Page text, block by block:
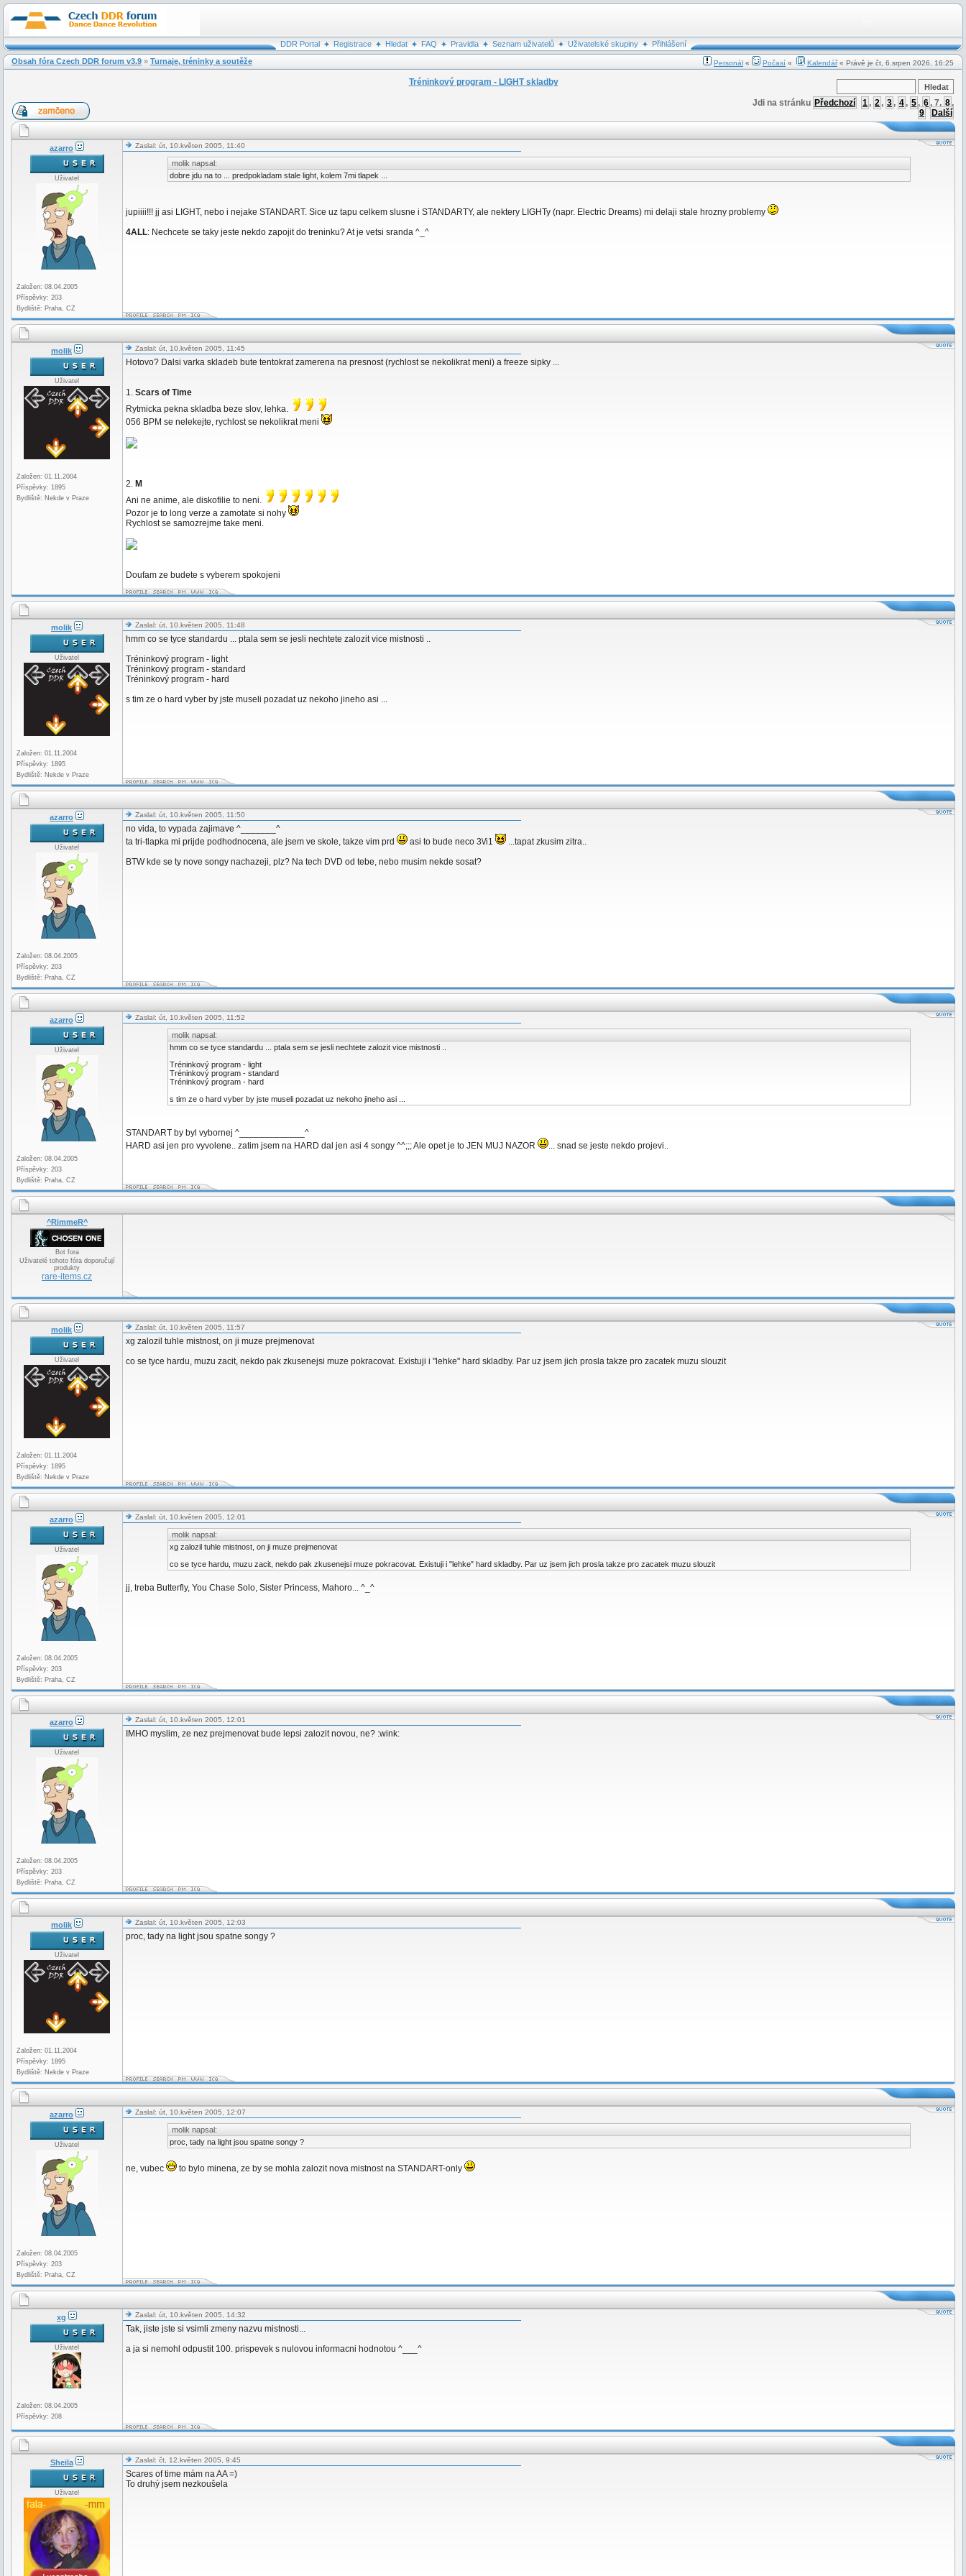
DDR Portal Registrace Hledat FAQ Pravidla Seznam uživatelů Uživatelské skupiny
Přihlášení
Obsah fóra Czech DDR forum v3.9 » Turnaje, tréninky a soutěže Personál « Počasí « Kalendář« Právě je čt, 6.srpen 2026, 16:25
Tréninkový program - LIGHT skladby
Jdi na stránku Předchozí 1 , 2 , 3 , 4 , 5 , 6 , 7, 8 ,
9
Další
azarro
Uživatel
Založen: 08.04.2005
Příspěvky: 203
Bydliště: Praha, CZ
Zaslal: út, 10.květen 2005, 11:40
molik napsal:
dobre jdu na to ... predpokladam stale light, kolem 7mi tlapek ...
jupiiii!!! jj asi LIGHT, nebo i nejake STANDART. Sice uz tapu celkem slusne i STANDARTY, ale nektery LIGHTy (napr. Electric Dreams) mi delaji stale hrozny problemy
4ALL: Nechcete se taky jeste nekdo zapojit do treninku? At je vetsi sranda ^_^
molik
Uživatel
Založen: 01.11.2004
Příspěvky: 1895
Bydliště: Nekde v Praze
Zaslal: út, 10.květen 2005, 11:45
Hotovo? Dalsi varka skladeb bute tentokrat zamerena na presnost (rychlost se nekolikrat meni) a freeze sipky ...
1. Scars of Time
Rytmicka pekna skladba beze slov, lehka.
056 BPM se nelekejte, rychlost se nekolikrat meni
2. M
Ani ne anime, ale diskofilie to neni.
Pozor je to long verze a zamotate si nohy
Rychlost se samozrejme take meni.
Doufam ze budete s vyberem spokojeni
molik
Uživatel
Založen: 01.11.2004
Příspěvky: 1895
Bydliště: Nekde v Praze
Zaslal: út, 10.květen 2005, 11:48
hmm co se tyce standardu ... ptala sem se jesli nechtete zalozit vice mistnosti ..
Tréninkový program - light
Tréninkový program - standard
Tréninkový program - hard
s tim ze o hard vyber by jste museli pozadat uz nekoho jineho asi ...
azarro
Uživatel
Založen: 08.04.2005
Příspěvky: 203
Bydliště: Praha, CZ
Zaslal: út, 10.květen 2005, 11:50
no vida, to vypada zajimave ^_______^
ta tri-tlapka mi prijde podhodnocena, ale jsem ve skole, takze vim prd
asi to bude neco 3\/i1
...tapat zkusim zitra..
BTW kde se ty nove songy nachazeji, plz? Na tech DVD od tebe, nebo musim nekde sosat?
azarro
Uživatel
Založen: 08.04.2005
Příspěvky: 203
Bydliště: Praha, CZ
Zaslal: út, 10.květen 2005, 11:52
molik napsal:
hmm co se tyce standardu ... ptala sem se jesli nechtete zalozit vice mistnosti ..
Tréninkový program - light
Tréninkový program - standard
Tréninkový program - hard
s tim ze o hard vyber by jste museli pozadat uz nekoho jineho asi ...
STANDART by byl vybornej ^_____________^
HARD asi jen pro vyvolene.. zatim jsem na HARD dal jen asi 4 songy ^^;;; Ale opet je to JEN MUJ NAZOR
... snad se jeste nekdo projevi..
^RimmeR^
Bot fora
Uživatelé tohoto fóra doporučují
produkty
rare-items.cz
molik
Uživatel
Založen: 01.11.2004
Příspěvky: 1895
Bydliště: Nekde v Praze
Zaslal: út, 10.květen 2005, 11:57
xg zalozil tuhle mistnost, on ji muze prejmenovat
co se tyce hardu, muzu zacit, nekdo pak zkusenejsi muze pokracovat. Existuji i "lehke" hard skladby. Par uz jsem jich prosla takze pro zacatek muzu slouzit
azarro
Uživatel
Založen: 08.04.2005
Příspěvky: 203
Bydliště: Praha, CZ
Zaslal: út, 10.květen 2005, 12:01
molik napsal:
xg zalozil tuhle mistnost, on ji muze prejmenovat
co se tyce hardu, muzu zacit, nekdo pak zkusenejsi muze pokracovat. Existuji i "lehke" hard skladby. Par uz jsem jich prosla takze pro zacatek muzu slouzit
jj, treba Butterfly, You Chase Solo, Sister Princess, Mahoro... ^_^
azarro
Uživatel
Založen: 08.04.2005
Příspěvky: 203
Bydliště: Praha, CZ
Zaslal: út, 10.květen 2005, 12:01
IMHO myslim, ze nez prejmenovat bude lepsi zalozit novou, ne? :wink:
molik
Uživatel
Založen: 01.11.2004
Příspěvky: 1895
Bydliště: Nekde v Praze
Zaslal: út, 10.květen 2005, 12:03
proc, tady na light jsou spatne songy ?
azarro
Uživatel
Založen: 08.04.2005
Příspěvky: 203
Bydliště: Praha, CZ
Zaslal: út, 10.květen 2005, 12:07
molik napsal:
proc, tady na light jsou spatne songy ?
ne, vubec to bylo minena, ze by se mohla zalozit nova mistnost na STANDART-only
xg
Uživatel
Založen: 08.04.2005
Příspěvky: 208
Zaslal: út, 10.květen 2005, 14:32
Tak, jiste jste si vsimli zmeny nazvu mistnosti...
a ja si nemohl odpustit 100. prispevek s nulovou informacni hodnotou ^___^
Sheila
Uživatel
Zaslal: čt, 12.květen 2005, 9:45
Scares of time mám na AA =)
To druhý jsem nezkoušela